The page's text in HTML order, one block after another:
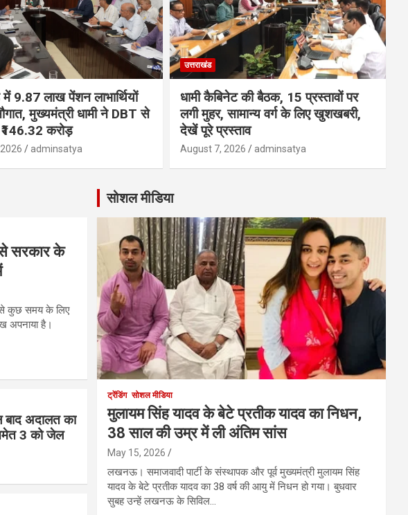
9.87 लाख पेंशन लाभार्थियों
मुख्यमंत्री धामी ने DBT से
₹146.32 करोड़
adminsatya
उत्तराखंड
धामी कैबिनेट की बैठक, 15 प्रस्तावों पर
लगी मुहर, सामान्य वर्ग के लिए खुशखबरी,
देखें पूरे प्रस्ताव
August 7, 2026 adminsatya
से सरकार के
से कुछ समय के लिए
अपनाया है।
बाद अदालत का
3 को जेल
सोशल मीडिया
ट्रेंडिंग सोशल मीडिया
मुलायम सिंह यादव के बेटे प्रतीक यादव का निधन,
38 साल की उम्र में ली अंतिम सांस
May 15, 2026
लखनऊ। समाजवादी पार्टी के संस्थापक और पूर्व मुख्यमंत्री मुलायम सिंह
यादव के बेटे प्रतीक यादव का 38 वर्ष की आयु में निधन हो गया। बुधवार
सुबह उन्हें लखनऊ के सिविल…